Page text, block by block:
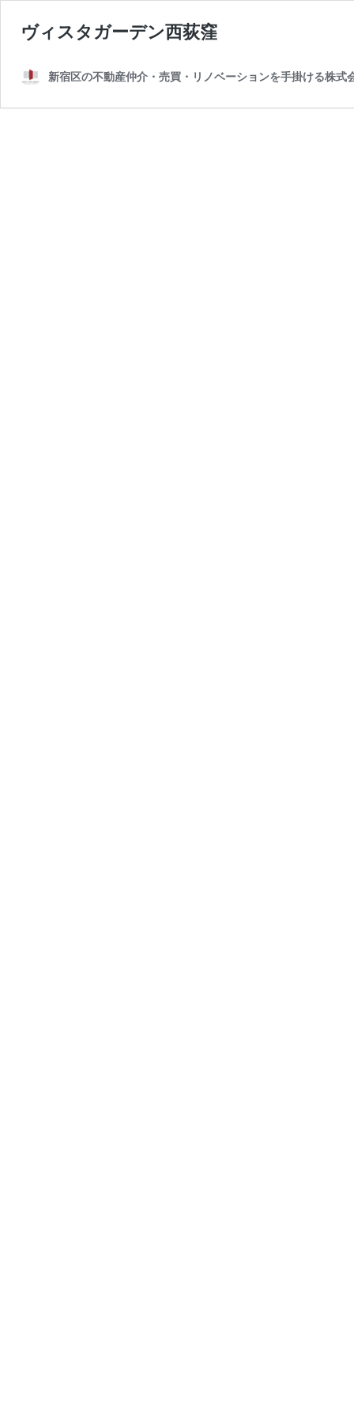
ヴィスタガーデン西荻窪
新宿区の不動産仲介・売買・リノベーションを手掛ける株式